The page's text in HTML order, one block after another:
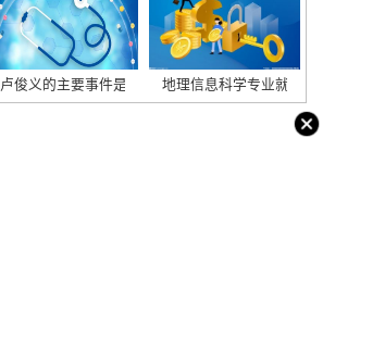
卢俊义的主要事件是什么_卢俊义的主要事件|全球热文
地理信息科学专业就业前景好的岗